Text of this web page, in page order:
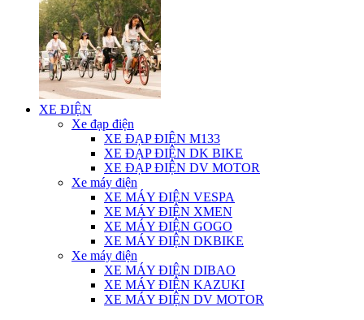
XE ĐIỆN
Xe đạp điện
XE ĐẠP ĐIỆN M133
XE ĐẠP ĐIỆN DK BIKE
XE ĐẠP ĐIỆN DV MOTOR
Xe máy điện
XE MÁY ĐIỆN VESPA
XE MÁY ĐIỆN XMEN
XE MÁY ĐIỆN GOGO
XE MÁY ĐIỆN DKBIKE
Xe máy điện
XE MÁY ĐIỆN DIBAO
XE MÁY ĐIỆN KAZUKI
XE MÁY ĐIỆN DV MOTOR